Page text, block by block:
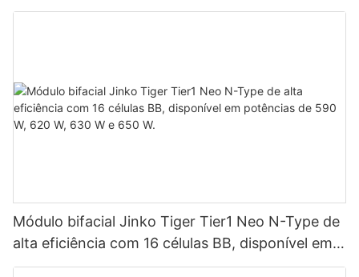
até 9 unidades em paralelo para sistemas
Módulo bifacial Jinko Tiger Tier1 Neo N-Type de
alta eficiência com 16 células BB, disponível em
potências de 590 W, 620 W, 630 W e 650 W.